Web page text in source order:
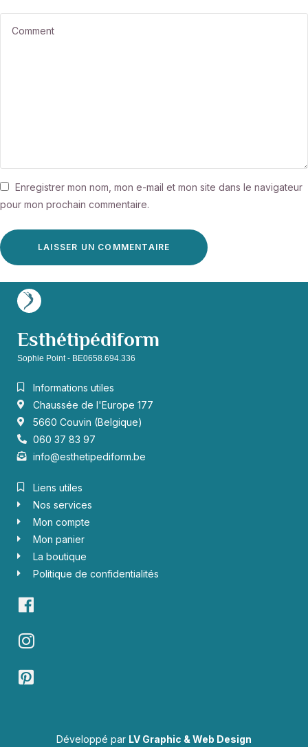
Enregistrer mon nom, mon e-mail et mon site dans le navigateur
pour mon prochain commentaire.
Esthétipédiform
Sophie Point - BE0658.694.336
Informations utiles
Chaussée de l'Europe 177
5660 Couvin (Belgique)
060 37 83 97
info@esthetipediform.be
Liens utiles
Nos services
Mon compte
Mon panier
La boutique
Politique de confidentialités
Développé par LV Graphic & Web Design